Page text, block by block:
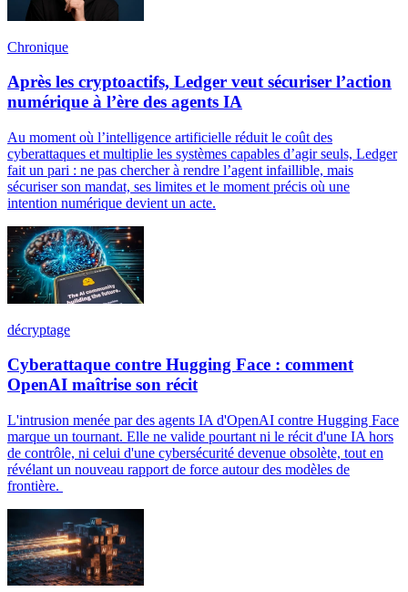
Chronique
Après les cryptoactifs, Ledger veut sécuriser l’action
numérique à l’ère des agents IA
Au moment où l’intelligence artificielle réduit le coût des
cyberattaques et multiplie les systèmes capables d’agir seuls, Ledger
fait un pari : ne pas chercher à rendre l’agent infaillible, mais
sécuriser son mandat, ses limites et le moment précis où une
intention numérique devient un acte.
décryptage
Cyberattaque contre Hugging Face : comment
OpenAI maîtrise son récit
L'intrusion menée par des agents IA d'OpenAI contre Hugging Face
marque un tournant. Elle ne valide pourtant ni le récit d'une IA hors
de contrôle, ni celui d'une cybersécurité devenue obsolète, tout en
révélant un nouveau rapport de force autour des modèles de
frontière.